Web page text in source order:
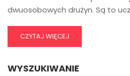
dwuosobowych drużyn. Są to
CZYTAJ WIĘCEJ
WYSZUKIWANIE